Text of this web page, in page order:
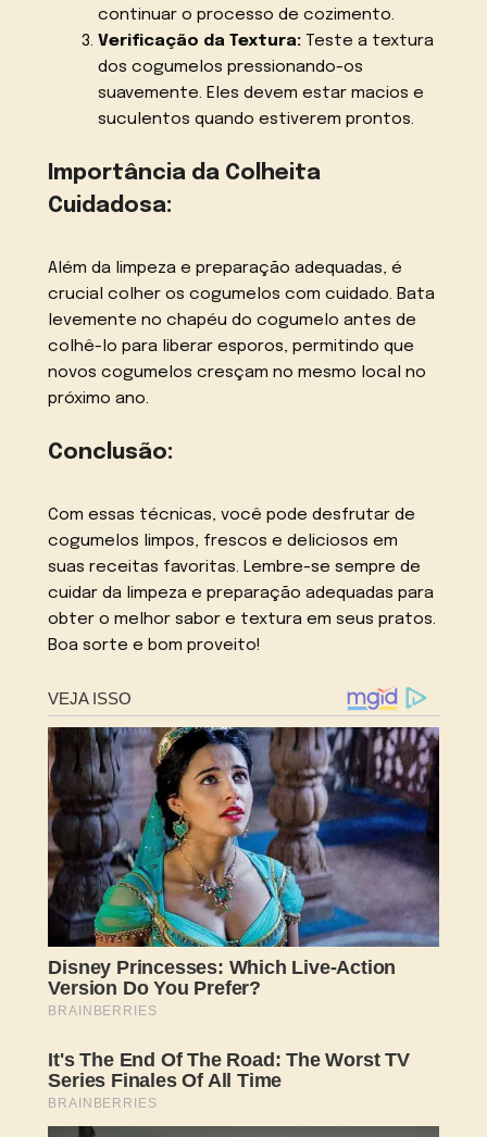
continuar o processo de cozimento.
Verificação da Textura:Teste a textura
dos cogumelos pressionando-os
suavemente. Eles devem estar macios e
suculentos quando estiverem prontos.
Importância da Colheita
Cuidadosa:
Além da limpeza e preparação adequadas, é
crucial colher os cogumelos com cuidado. Bata
levemente no chapéu do cogumelo antes de
colhê-lo para liberar esporos, permitindo que
novos cogumelos cresçam no mesmo local no
próximo ano.
Conclusão:
Com essas técnicas, você pode desfrutar de
cogumelos limpos, frescos e deliciosos em
suas receitas favoritas. Lembre-se sempre de
cuidar da limpeza e preparação adequadas para
obter o melhor sabor e textura em seus pratos.
Boa sorte e bom proveito!